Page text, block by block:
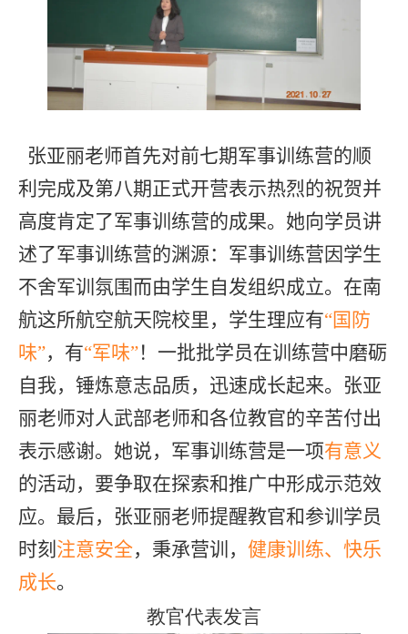
张亚丽老师首先对前七期军事训练营的顺
利完成及第八期正式开营表示热烈的祝贺并
高度肯定了军事训练营的成果。她向学员讲
述了军事训练营的渊源：军事训练营因学生
不舍军训氛围而由学生自发组织成立。在南
航这所航空航天院校里，学生理应有“国防
味”，有“军味”！一批批学员在训练营中磨砺
自我，锤炼意志品质，迅速成长起来。张亚
丽老师对人武部老师和各位教官的辛苦付出
表示感谢。她说，军事训练营是一项有意义
的活动，要争取在探索和推广中形成示范效
应。最后，张亚丽老师提醒教官和参训学员
时刻 注意安全，秉承营训， 健康训练、快乐
成长。
教官代表发言